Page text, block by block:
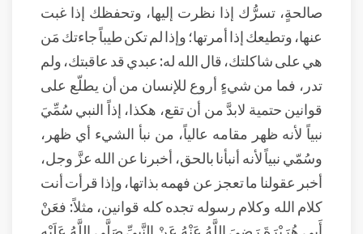
صالحةٍ، تسرُّك إذا نظرت إليها، وتحفظك إذا غبت
عنها، وتطيعك إذا أمرتها؛ وإذا لم تكن طيباً جاءتك مَن
هي على شاكلتك، قال الله له: عبدي قد عاقبتك، ولم
تدر، فما من شيءٍ أروع للإنسان من أن يطلّع على
قوانين حتمية لابدَّ من أن تقع، هكذا، إذاً النبي سُمِّيَ
نبياً لأنه ظهر مقامه عالياً، من نبأ الشيء أي ظهر،
وسُمّي نبياً لأنه أنبأنا بالحق، أخبرنا عن الله عزَّ وجل،
أخبر عقولنا ما تعجز عن فهمه بذاتها، وإذا قرأت أنت
كلام الله وكلام رسوله تجده كله قوانين، مثلاً: فعَنْ